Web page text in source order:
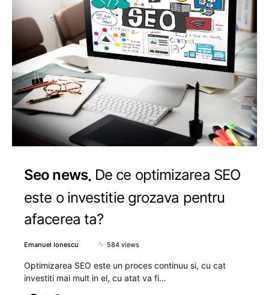
Seo news De ce optimizarea SEO
este o investitie grozava pentru
afacerea ta?
Emanuel Ionescu 584 views
Optimizarea SEO este un proces continuu si, cu cat
investiti mai mult in el, cu atat va fi…